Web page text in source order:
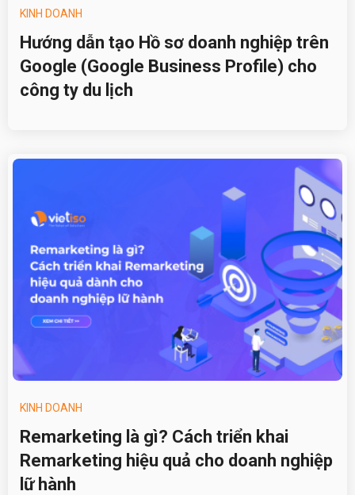
KINH DOANH
Hướng dẫn tạo Hồ sơ doanh nghiệp trên
Google (Google Business Profile) cho
công ty du lịch
KINH DOANH
Remarketing là gì? Cách triển khai
Remarketing hiệu quả cho doanh nghiệp
lữ hành